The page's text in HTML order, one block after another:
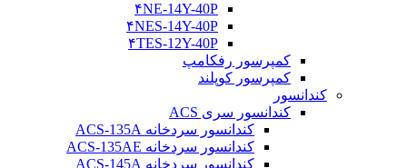
۴NE-14Y-40P
۴NES-14Y-40P
۴TES-12Y-40P
کمپرسور رفکامپ
کمپرسور کوپلند
کندانسور
کندانسور سری ACS
کندانسور سردخانه ACS-135A
کندانسور سردخانه ACS-135AE
کندانسور سردخانه ACS-145A